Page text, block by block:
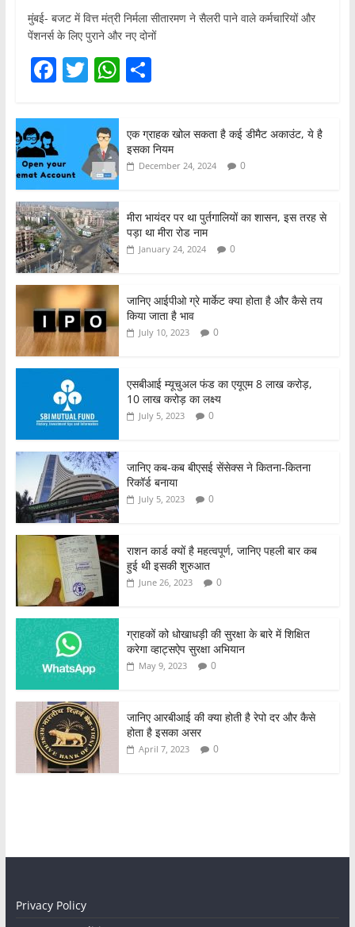
मुंबई- बजट में वित्त मंत्री निर्मला सीतारमण ने सैलरी पाने वाले कर्मचारियों और
पेंशनर्स के लिए पुराने और नए दोनों
F
c
e
b
o
o
k
T
itt
er
W
s
A
p
S
e
एक ग्राहक खोल सकता है कई डीमैट अकाउंट, ये है
इसका नियम
December 24, 2024 0
मीरा भायंदर पर था पुर्तगालियों का शासन, इस तरह से
पड़ा था मीरा रोड नाम
January 24, 2024 0
जानिए आईपीओ ग्रे मार्केट क्या होता है और कैसे तय
किया जाता है भाव
July 10, 2023 0
एसबीआई म्यूचुअल फंड का एयूएम 8 लाख करोड़,
10 लाख करोड़ का लक्ष्य
July 5, 2023 0
जानिए कब-कब बीएसई सेंसेक्स ने कितना-कितना
रिकॉर्ड बनाया
July 5, 2023 0
राशन कार्ड क्यों है महत्वपूर्ण, जानिए पहली बार कब
हुई थी इसकी शुरुआत
June 26, 2023 0
ग्राहकों को धोखाधड़ी की सुरक्षा के बारे में शिक्षित
करेगा व्हाट्सऐप सुरक्षा अभियान
May 9, 2023 0
जानिए आरबीआई की क्या होती है रेपो दर और कैसे
होता है इसका असर
April 7, 2023 0
Privacy Policy